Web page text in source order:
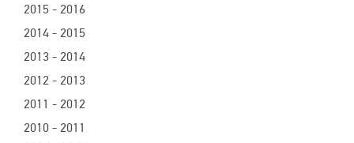
2015 - 2016
2014 - 2015
2013 - 2014
2012 - 2013
2011 - 2012
2010 - 2011